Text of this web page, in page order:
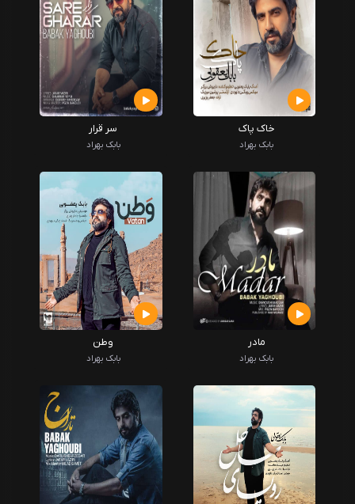
خاک پاک
بابک بهراد
سر قرار
بابک بهراد
مادر
بابک بهراد
وطن
بابک بهراد